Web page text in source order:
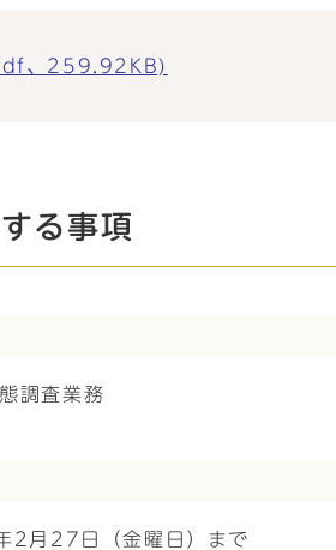
、259.92KB)
る事項
調査業務
2月27日（金曜日）まで